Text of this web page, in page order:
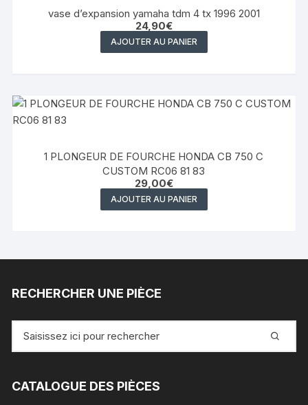
vase d’expansion yamaha tdm 4 tx 1996 2001
24,90€
AJOUTER AU PANIER
1 PLONGEUR DE FOURCHE HONDA CB 750 C
CUSTOM RC06 81 83
29,00€
AJOUTER AU PANIER
RECHERCHER UNE PIÈCE
pour
CATALOGUE DES PIÈCES